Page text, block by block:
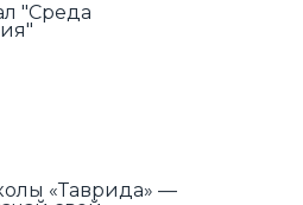
"Среда
«Таврида» —